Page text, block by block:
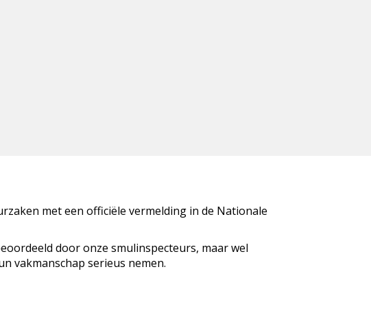
met een officiële vermelding in de Nationale
door onze smulinspecteurs, maar wel
vakmanschap serieus nemen.